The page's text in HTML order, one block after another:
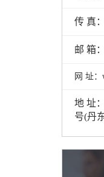
传 真：
邮 箱：
网 址：
地 址：
号(丹